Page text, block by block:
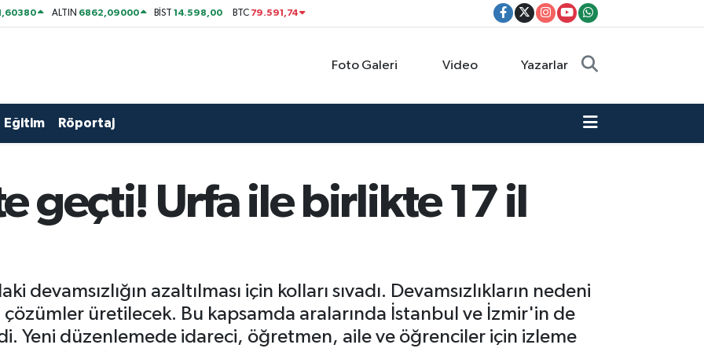
ALTIN 6862,09000 BİST14.598,00 BTC 79.591,74
Foto Galeri Video Yazarlar
Eğitim Röportaj
geçti! Urfa ile birlikte 17 il
devamsızlığın azaltılması için kolları sıvadı. Devamsızlıkların nedeni
çözümler üretilecek. Bu kapsamda aralarında İstanbul ve İzmir'in de
Yeni düzenlemede idareci, öğretmen, aile ve öğrenciler için izleme